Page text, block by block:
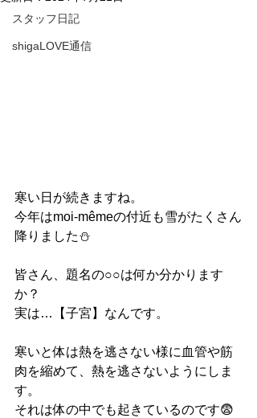
スタッフ日記
shigaLOVE通信
寒い日が続きますね。
今年はmoi-mêmeの付近も雪がたくさん
降りました⛄️
皆さん、題名の○○は何か分かります
か？
実は…【子宮】なんです。
寒いと体は熱を逃さない様に血管や筋
肉を縮めて、熱を逃さないようにしま
す。
それは体の中でも起きているのです😨